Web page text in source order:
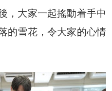
，大家一起搖動着手中
的雪花，令大家的心情